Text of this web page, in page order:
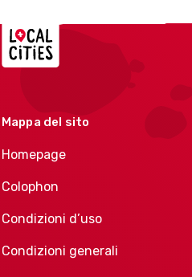
Localcities
Mappa del sito
Homepage
Colophon
Condizioni d’uso
Condizioni generali